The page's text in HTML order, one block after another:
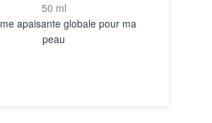
50 ml
apaisante globale pour ma
peau